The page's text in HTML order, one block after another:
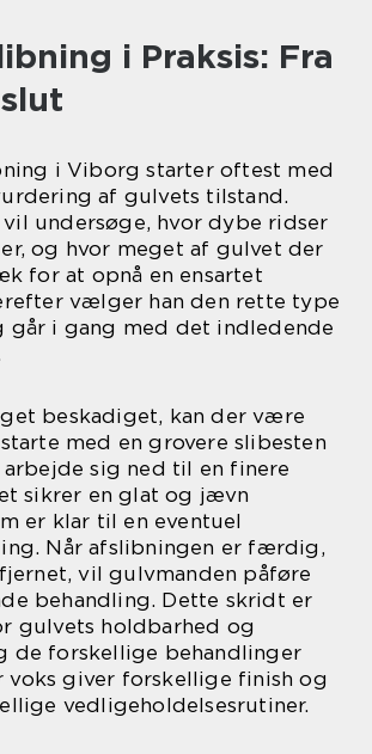
i Praksis: Fra
i Viborg starter oftest med
af gulvets tilstand.
vil undersøge, hvor dybe ridser
og hvor meget af gulvet der
for at opnå en ensartet
vælger han den rette type
går i gang med det indledende
beskadiget, kan der være
med en grovere slibesten
arbejde sig ned til en finere
sikrer en glat og jævn
er klar til en eventuel
Når afslibningen er færdig,
vil gulvmanden påføre
behandling. Dette skridt er
gulvets holdbarhed og
de forskellige behandlinger
voks giver forskellige finish og
vedligeholdelsesrutiner.